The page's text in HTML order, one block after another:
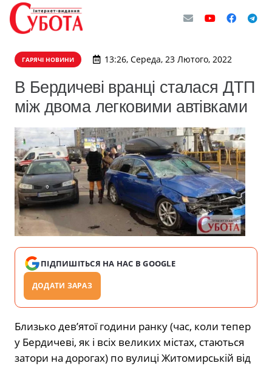
ГАРЯЧІ НОВИНИ 13:26, Середа, 23 Лютого, 2022
В Бердичеві вранці сталася ДТП
між двома легковими автівками
ПІДПИШІТЬСЯ НА НАС В GOOGLE
ДОДАТИ ЗАРАЗ
Близько дев’ятої години ранку (час, коли тепер
у Бердичеві, як і всіх великих містах, стаються
затори на дорогах) по вулиці Житомирській від